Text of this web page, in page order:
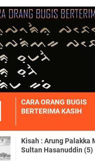
CARA ORANG BUGIS
BERTERIMA KASIH
Kisah : Arung Palakka
Sultan Hasanuddin (5)